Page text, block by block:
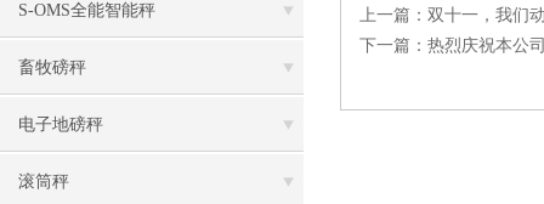
S-OMS全能智能秤
畜牧磅秤
电子地磅秤
滚筒秤
上一篇： 双十一，我们
下一篇： 热烈庆祝本公